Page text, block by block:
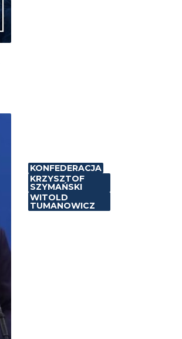
KONFEDERACJA
KRZYSZTOF
SZYMAŃSKI
WITOLD
TUMANOWICZ